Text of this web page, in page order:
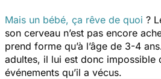
Mais un bébé, ça rêve de quoi ?
son cerveau n’est pas encore
prend forme qu’à l’âge de 3-4
adultes, il lui est donc impossible
événements qu’il a vécus.